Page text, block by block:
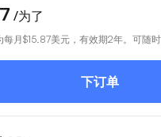
/为了
每月$15.87美元，有效期2年。可随时
下订单